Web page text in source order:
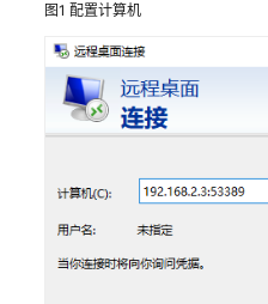
部
门
管
理
管
理
图1 配置计算机